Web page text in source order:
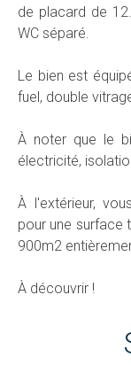
de placard de
WC séparé.
Le bien est
fuel, double
À noter que le
électricité,
À l'extérieur,
pour une surface
900m2
À découvrir !